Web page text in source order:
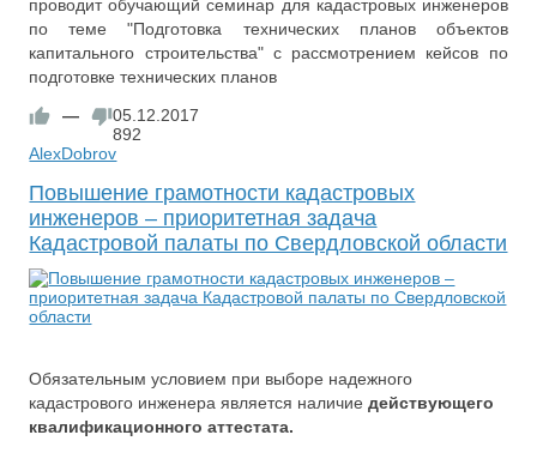
проводит обучающий семинар для кадастровых инженеров
по теме "Подготовка технических планов объектов
капитального строительства" с рассмотрением кейсов по
подготовке технических планов
—
05.12.2017
892
AlexDobrov
Повышение грамотности кадастровых
инженеров – приоритетная задача
Кадастровой палаты по Свердловской области
Обязательным условием при выборе надежного
кадастрового инженера является наличиедействующего
квалификационного аттестата.